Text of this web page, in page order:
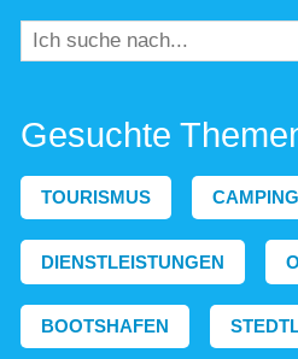
Gesuchte
TOURISMUS CAMPING
DIENSTLEISTUNGEN
BOOTSHAFEN